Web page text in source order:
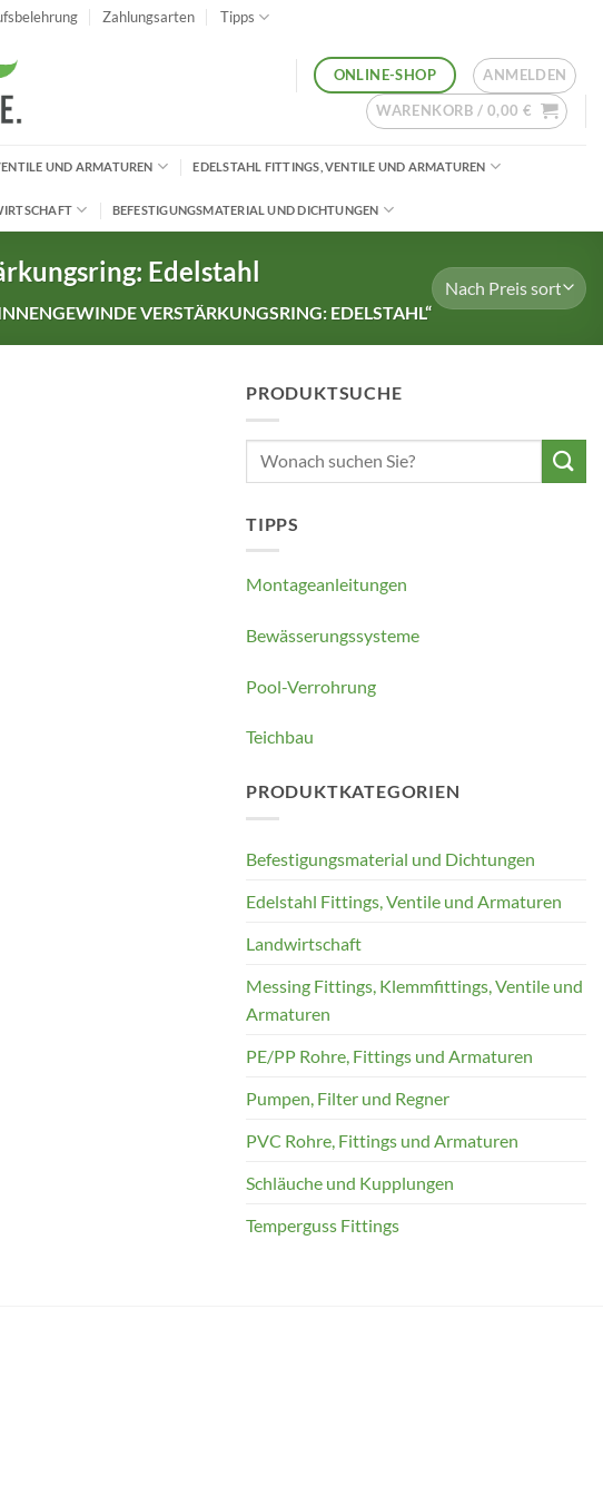
Zahlungsarten Tipps
ONLINE-SHOP ANMELDEN
WARENKORB / 0,00 €
UND ARMATUREN EDELSTAHL FITTINGS, VENTILE UND ARMATUREN
BEFESTIGUNGSMATERIAL UND DICHTUNGEN
Edelstahl
VERSTÄRKUNGSRING: EDELSTAHL“
PRODUKTSUCHE
Suchen
TIPPS
Montageanleitungen
Bewässerungssysteme
Pool-Verrohrung
Teichbau
PRODUKTKATEGORIEN
Befestigungsmaterial und Dichtungen
Edelstahl Fittings, Ventile und Armaturen
Landwirtschaft
Messing Fittings, Klemmfittings, Ventile und
Armaturen
PE/PP Rohre, Fittings und Armaturen
Pumpen, Filter und Regner
PVC Rohre, Fittings und Armaturen
Schläuche und Kupplungen
Temperguss Fittings